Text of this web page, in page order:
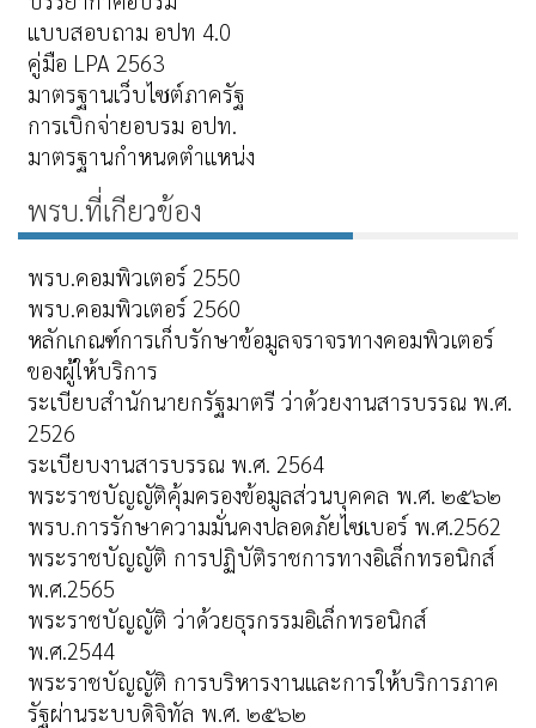
แบบสอบถาม อปท 4.0
คู่มือ LPA 2563
มาตรฐานเว็บไซต์ภาครัฐ
การเบิกจ่ายอบรม อปท.
มาตรฐานกำหนดตำแหน่ง
พรบ.ที่เกียวข้อง
พรบ.คอมพิวเตอร์ 2550
พรบ.คอมพิวเตอร์ 2560
หลักเกณฑ์การเก็บรักษาข้อมูลจราจรทางคอมพิวเตอร์
ของผู้ให้บริการ
ระเบียบสำนักนายกรัฐมาตรี ว่าด้วยงานสารบรรณ พ.ศ.
2526
ระเบียบงานสารบรรณ พ.ศ. 2564
พระราชบัญญัติคุ้มครองข้อมูลส่วนบุคคล พ.ศ. ๒๕๖๒
พรบ.การรักษาความมั่นคงปลอดภัยไซเบอร์ พ.ศ.2562
พระราชบัญญัติ การปฏิบัติราชการทางอิเล็กทรอนิกส์
พ.ศ.2565
พระราชบัญญัติ ว่าด้วยธุรกรรมอิเล็กทรอนิกส์
พ.ศ.2544
พระราชบัญญัติ การบริหารงานและการให้บริการภาค
รัฐผ่านระบบดิจิทัล พ.ศ. ๒๕๖๒